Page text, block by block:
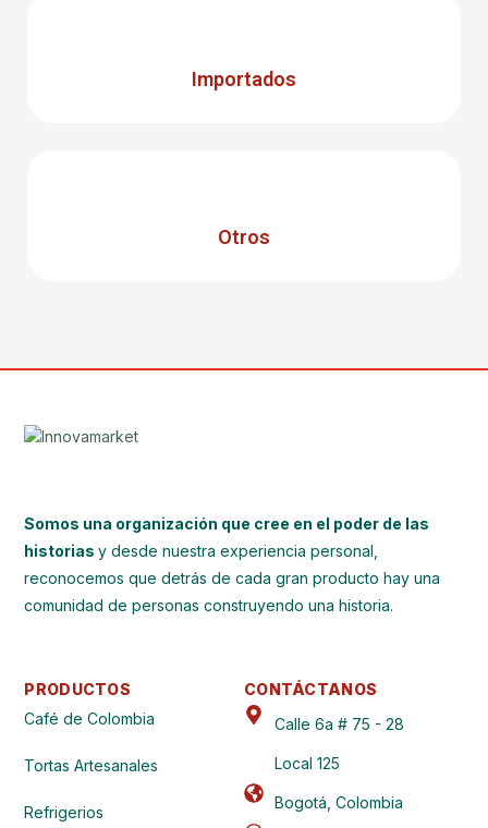
Importados
Otros
Somos una organización que cree en el poder de las
historiasy desde nuestra experiencia personal,
reconocemos que detrás de cada gran producto hay una
comunidad de personas construyendo una historia.
PRODUCTOS
Café de Colombia
Tortas Artesanales
Refrigerios
CONTÁCTANOS
Calle 6a # 75 - 28
Local 125
Bogotá, Colombia